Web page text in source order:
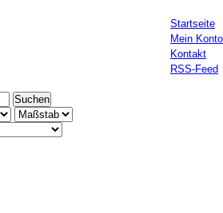
Startseite
Mein Konto
Kontakt
RSS-Feed